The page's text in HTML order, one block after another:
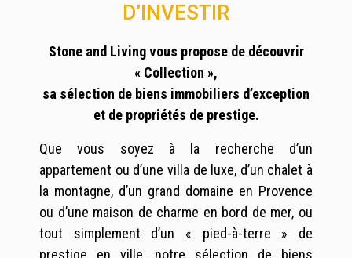
D’INVESTIR
Stone and Living vous propose de découvrir
« Collection »,
sa sélection de biens immobiliers d’exception
et de propriétés de prestige.
Que vous soyez à la recherche d’un
appartement ou d’une villa de luxe, d’un chalet à
la montagne, d’un grand domaine en Provence
ou d’une maison de charme en bord de mer, ou
tout simplement d’un « pied-à-terre » de
prestige en ville, notre sélection de biens